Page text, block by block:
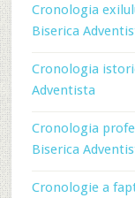
Cronologia
Biserica
Cronologia
Adventista
Cronologia
Biserica
Cronologie a